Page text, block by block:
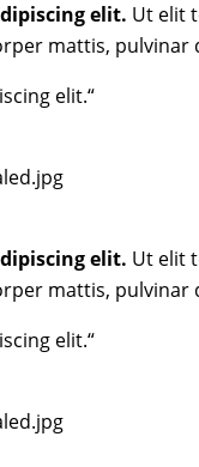
elit. Ut elit
mattis, pulvinar
elit.“
elit. Ut elit
mattis, pulvinar
elit.“